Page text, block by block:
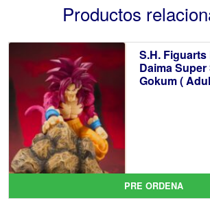
Productos
S.H.
Daima
Gokum (
PRE ORDENA